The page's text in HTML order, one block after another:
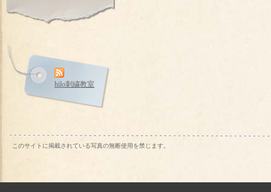
hilo刺繍教室
このサイトに掲載されている写真の無断使用を禁じます。